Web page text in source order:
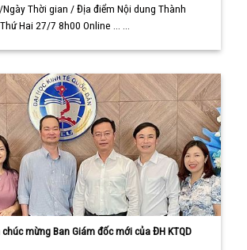
Thời gian / Địa điểm Nội dung Thành
Hai 27/7 8h00 Online ... ...
mừng Ban Giám đốc mới của ĐH KTQD